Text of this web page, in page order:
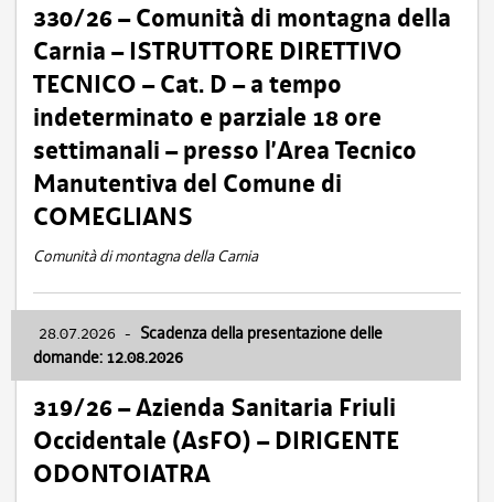
330/26 – Comunità di montagna della
Carnia – ISTRUTTORE DIRETTIVO
TECNICO – Cat. D – a tempo
indeterminato e parziale 18 ore
settimanali – presso l’Area Tecnico
Manutentiva del Comune di
COMEGLIANS
Comunità di montagna della Carnia
28.07.2026 - Scadenza della presentazione delle
domande: 12.08.2026
319/26 – Azienda Sanitaria Friuli
Occidentale (AsFO) – DIRIGENTE
ODONTOIATRA